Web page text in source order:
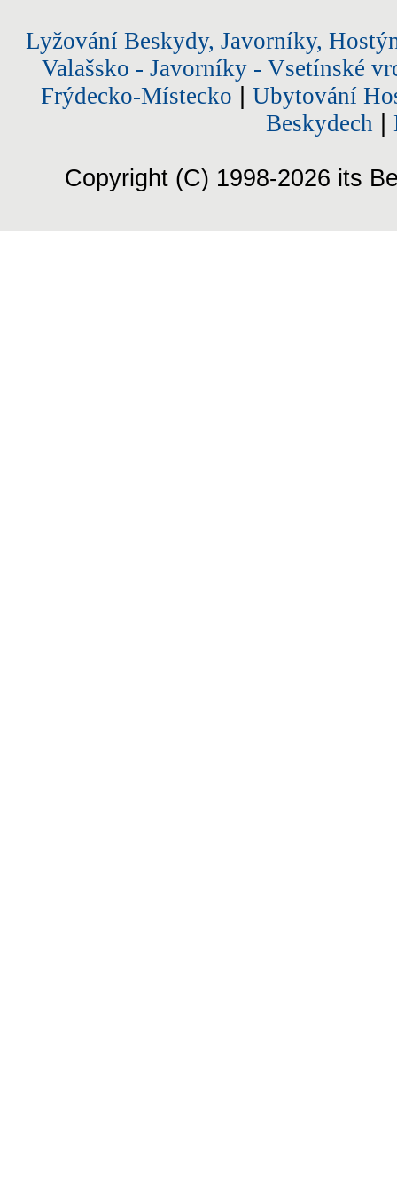
Lyžování Beskydy, Javorníky,
Valašsko - Javorníky - Vsetínské
Frýdecko-Místecko
Ubytování
Beskydech
Copyright (C) 1998-2026 its